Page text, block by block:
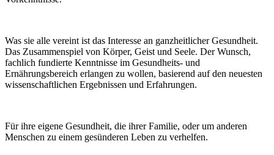
Was sie alle vereint ist das Interesse an ganzheitlicher Gesundheit.
Das Zusammenspiel von Körper, Geist und Seele. Der Wunsch,
fachlich fundierte Kenntnisse im Gesundheits- und
Ernährungsbereich erlangen zu wollen, basierend auf den neuesten
wissenschaftlichen Ergebnissen und Erfahrungen.
Für ihre eigene Gesundheit, die ihrer Familie, oder um anderen
Menschen zu einem gesünderen Leben zu verhelfen.